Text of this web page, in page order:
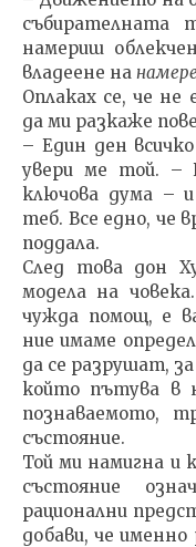
съби­рателната
намериш
владеене на
Оплаках се, че не
да ми разкаже
– Един ден
увери ме той. –
ключова дума –
теб. Все едно, че
поддала.
След това дон
модела на
чужда помощ, е
ние имаме
да се разрушат,
който пътува в
познаваемото,
състояние.
Той ми намигна и
със­тояние
рационални
добави, че